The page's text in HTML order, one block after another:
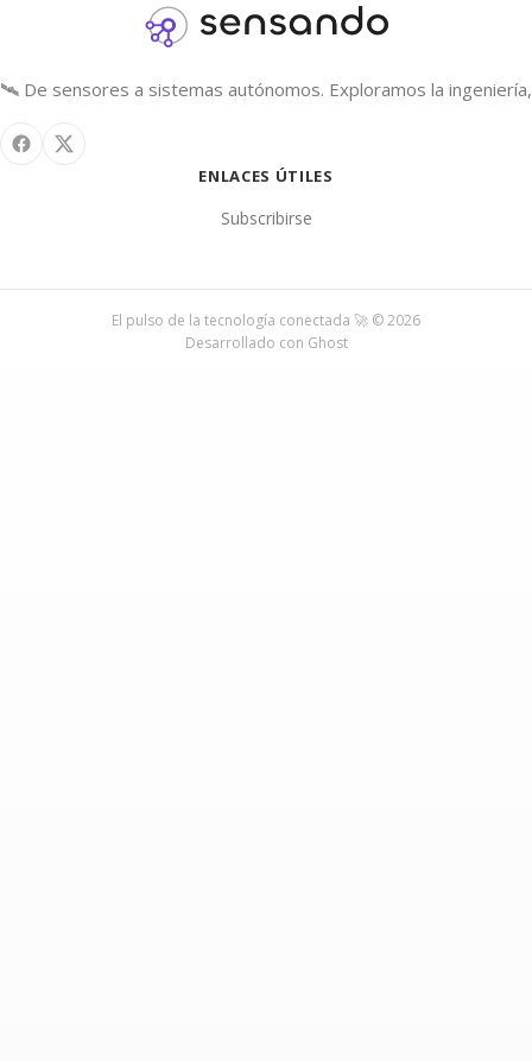
🛰️ De sensores a sistemas autónomos. Exploramos la
ENLACES ÚTILES
Subscribirse
El pulso de la tecnología conectada 🚀 © 2026
Desarrollado con Ghost